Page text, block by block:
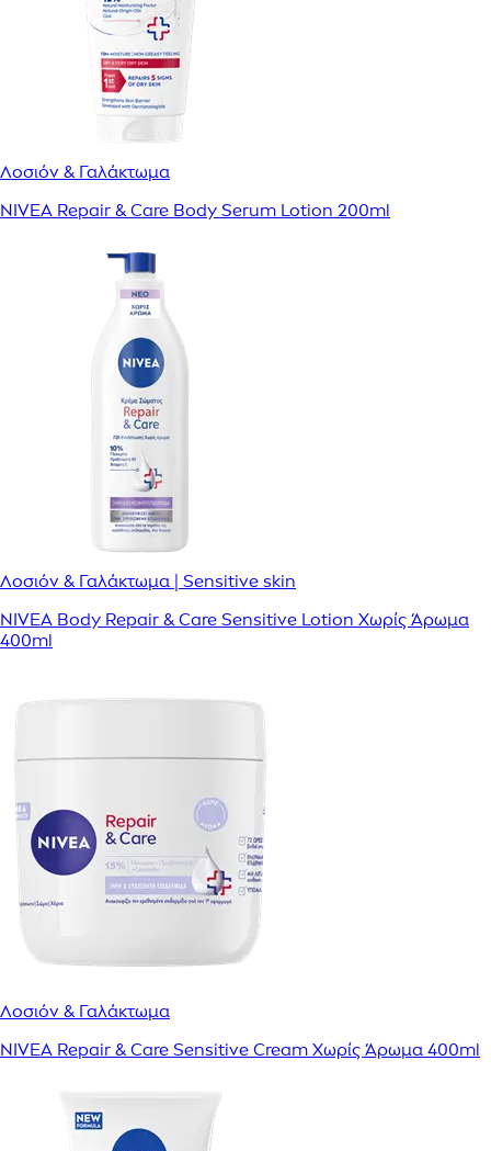
Λοσιόν & Γαλάκτωμα
NIVEA Repair & Care Body Serum Lotion 200ml
Λοσιόν & Γαλάκτωμα | Sensitive skin
NIVEA Body Repair & Care Sensitive Lotion Χωρίς Άρωμα
400ml
Λοσιόν & Γαλάκτωμα
NIVEA Repair & Care Sensitive Cream Χωρίς Άρωμα 400ml